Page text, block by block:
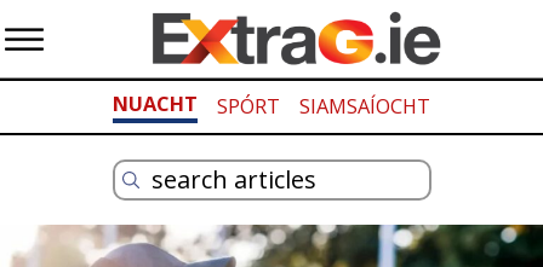
NUACHT SPÓRT SIAMSAÍOCHT